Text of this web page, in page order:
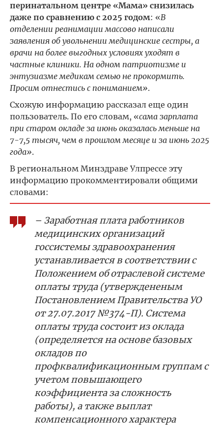
перинатальном центре «Мама» снизилась
даже по сравнению с 2025 годом: «В
отделении реанимации массово написали
заявления об увольнении медицинские сестры, а
врачи на более выгодных условиях уходят в
частные клиники. На одном патриотизме и
энтузиазме медикам семью не прокормить.
Просим отнестись с пониманием».
Схожую информацию рассказал еще один
пользователь. По его словам, «сама зарплата
при старом окладе за июнь оказалась меньше на
7-7,5 тысяч, чем в прошлом месяце и за июнь 2025
года».
В региональном Минздраве Улпрессе эту
информацию прокомментировали общими
словами:
– Заработная плата работников
медицинских организаций
госсистемы здравоохранения
устанавливается в соответствии с
Положением об отраслевой системе
оплаты труда (утверждененым
Постановлением Правительства УО
от 27.07.2017 №374-П). Система
оплаты труда состоит из оклада
(определяется на основе базовых
окладов по
профквалификационным группам с
учетом повышающего
коэффициента за сложность
работы), а также выплат
компенсационного характера